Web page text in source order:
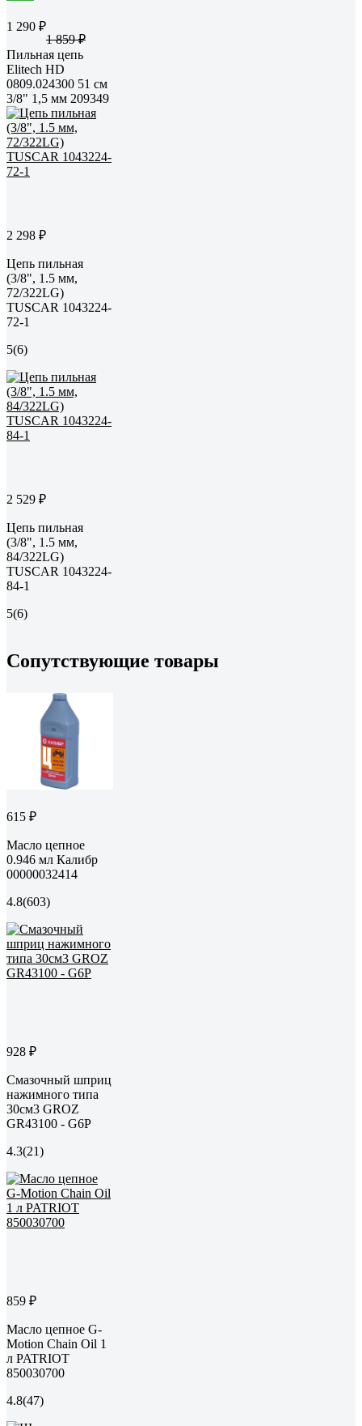
1 290 ₽
1 859 ₽
Пильная цепь
Elitech HD
0809.024300 51 см
3/8" 1,5 мм 209349
2 298 ₽
Цепь пильная
(3/8", 1.5 мм,
72/322LG)
TUSCAR 1043224-
72-1
5(6)
2 529 ₽
Цепь пильная
(3/8", 1.5 мм,
84/322LG)
TUSCAR 1043224-
84-1
5(6)
Сопутствующие товары
615 ₽
Масло цепное
0.946 мл Калибр
00000032414
4.8(603)
928 ₽
Смазочный шприц
нажимного типа
30см3 GROZ
GR43100 - G6P
4.3(21)
859 ₽
Масло цепное G-
Motion Chain Oil 1
л PATRIOT
850030700
4.8(47)